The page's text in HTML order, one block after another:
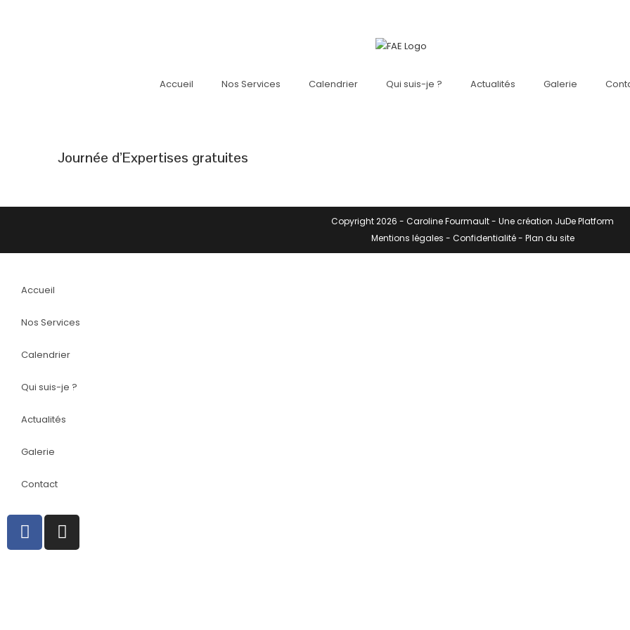
Accueil Nos Services Calendrier Qui suis-je ? Actualités Galerie
Journée d’Expertises gratuites
Copyright 2026 - Caroline Fourmault- Une création JuDe Platform
Mentions légales - Confidentialité- Plan du site
Accueil
Nos Services
Calendrier
Qui suis-je ?
Actualités
Galerie
Contact